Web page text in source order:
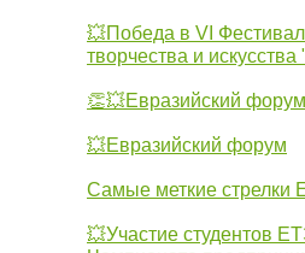
💥Победа в VI
творчества и
👏💥Евразийский форум
💥Евразийский форум
Самые меткие стрелки
💥Участие студентов